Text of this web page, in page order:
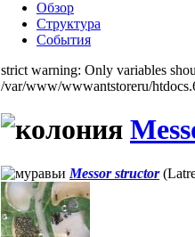
Обзор
Структура
События
strict warning: Only variables
/var/www/wwwantstoreru/
Messor structor